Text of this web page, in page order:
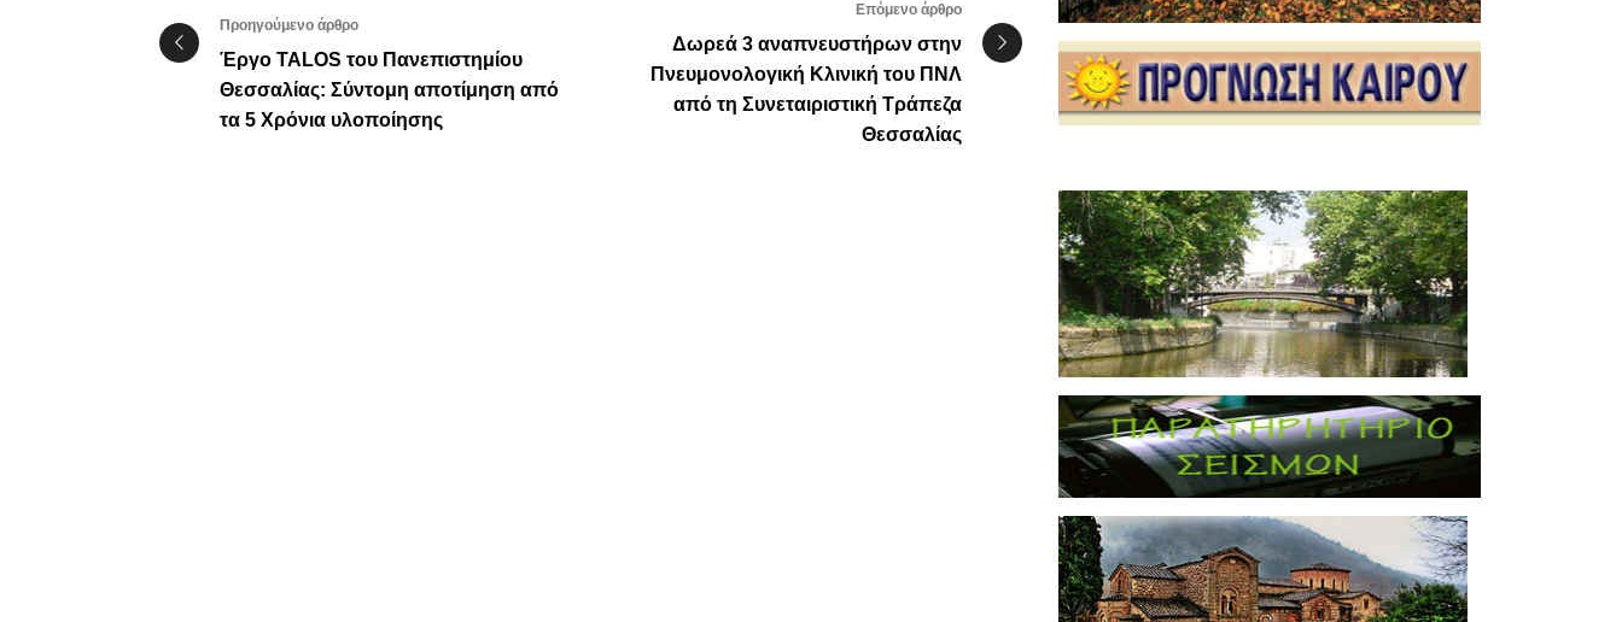
Προηγούμενο άρθρο
Έργο TALOS του Πανεπιστημίου
Θεσσαλίας: Σύντομη αποτίμηση από
τα 5 Χρόνια υλοποίησης
Επόμενο άρθρο
Δωρεά 3 αναπνευστήρων στην
Πνευμονολογική Κλινική του ΠΝΛ
από τη Συνεταιριστική Τράπεζα
Θεσσαλίας